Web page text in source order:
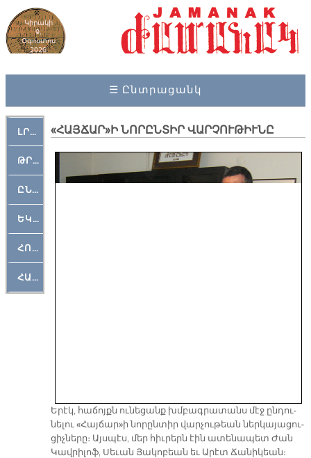
Կիրակի
9,
Օգոստոս
2026
☰ Ընտրացանկ
ԼՐԱՀՈՍ
ԹՐՔԱՀԱՅ ԿԵԱՆՔ
ԸՆԿԵՐԱՄՇԱԿՈՒԹԱՅԻՆ
ԵԿԵՂԵՑԱԿԱՆ
ՀՈԳԵՄՏԱՒՈՐ
ՀԱՐԹԱԿ
«ՀԱՅՃԱՐ»Ի ՆՈՐԸՆՏԻՐ ՎԱՐՉՈՒԹԻՒՆԸ
Ե­րէկ, հա­ճոյքն ու­նե­ցանք խմբագ­րա­տանս մէջ ըն­դու­
նե­լու «Հայ­ճար»ի նո­րըն­տիր վար­չու­թեան ներ­կա­յա­ցու­
ցիչ­նե­րը։ Այս­պէս, մեր հիւ­րերն էին ա­տե­նա­պետ Ժան
Կավ­րի­լոֆ, Սե­ւան Յա­կո­բեան եւ Ա­րէտ Ճա­նի­կեան։